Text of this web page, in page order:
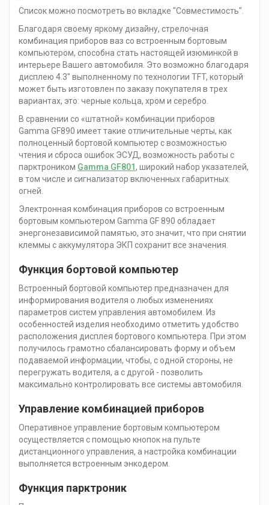
Список можно посмотреть во вкладке "Совместимость".
Благодаря своему яркому дизайну, стрелочная
комбинация приборов ваз со встроенным бортовым
компьютером, способна стать настоящей изюминкой в
интерьере Вашего автомобиля. Это возможно благодаря
дисплею 4.3" выполненному по технологии TFT, который
может быть изготовлен по заказу покупателя в трех
вариантах, это: черные кольца, хром и серебро.
В сравнении со «штатной» комбинации приборов
Gamma GF890 имеет такие отличительные черты, как
полноценный бортовой компьютер с возможностью
чтения и сброса ошибок ЭСУД, возможность работы с
парктроником Gamma GF801, широкий набор указателей,
в том числе и сигнализатор включенных габаритных
огней.
Электронная комбинация приборов со встроенным
бортовым компьютером Gamma GF 890 обладает
энергонезависимой памятью, это значит, что при снятии
клеммы с аккумулятора ЭКП сохранит все значения.
Функция бортовой компьютер
Встроенный бортовой компьютер предназначен для
информирования водителя о любых изменениях
параметров систем управления автомобилем. Из
особенностей изделия необходимо отметить удобство
расположения дисплея бортового компьютера. При этом
получилось грамотно сбалансировать форму и объем
подаваемой информации, чтобы, с одной стороны, не
перегружать водителя, а с другой - позволить
максимально контролировать все системы автомобиля.
Управление комбинацией приборов
Оперативное управление бортовым компьютером
осуществляется с помощью кнопок на пульте
дистанционного управления, а настройка комбинации
выполняется встроенным энкодером.
Функция парктроник